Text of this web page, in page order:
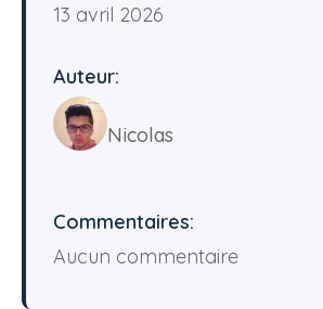
13 avril 2026
Auteur:
Nicolas
Commentaires:
Aucun commentaire